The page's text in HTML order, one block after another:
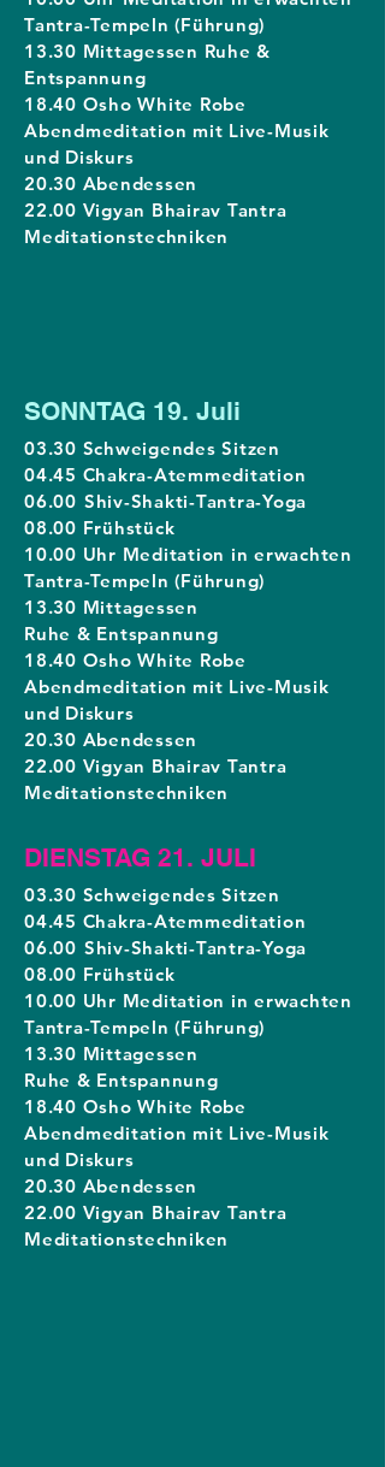
Tantra-Tempeln (Führung)
13.30 Mittagessen Ruhe &
Entspannung
18.40 Osho White Robe
Abendmeditation mit Live-Musik
und Diskurs
20.30 Abendessen
22.00 Vigyan Bhairav Tantra
Meditationstechniken
SONNTAG 19. Juli
03.30 Schweigendes Sitzen
04.45 Chakra-Atemmeditation
06.00 Shiv-Shakti-Tantra-Yoga
08.00 Frühstück
10.00 Uhr Meditation in erwachten
Tantra-Tempeln (Führung)
13.30 Mittagessen
Ruhe & Entspannung
18.40 Osho White Robe
Abendmeditation mit Live-Musik
und Diskurs
20.30 Abendessen
22.00 Vigyan Bhairav Tantra
Meditationstechniken
DIENSTAG 21. JULI
03.30 Schweigendes Sitzen
04.45 Chakra-Atemmeditation
06.00 Shiv-Shakti-Tantra-Yoga
08.00 Frühstück
10.00 Uhr Meditation in erwachten
Tantra-Tempeln (Führung)
13.30 Mittagessen
Ruhe & Entspannung
18.40 Osho White Robe
Abendmeditation mit Live-Musik
und Diskurs
20.30 Abendessen
22.00 Vigyan Bhairav Tantra
Meditationstechniken